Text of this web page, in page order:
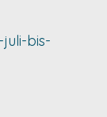
bis-